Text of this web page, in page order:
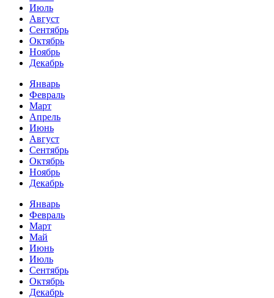
Июль
Август
Сентябрь
Октябрь
Ноябрь
Декабрь
Январь
Февраль
Март
Апрель
Июнь
Август
Сентябрь
Октябрь
Ноябрь
Декабрь
Январь
Февраль
Март
Май
Июнь
Июль
Сентябрь
Октябрь
Декабрь